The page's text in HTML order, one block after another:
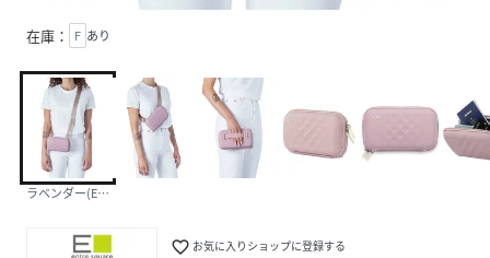
在庫： F あり
ラベンダー(EC限定色)
favorite_border お気に入りショップに登録する